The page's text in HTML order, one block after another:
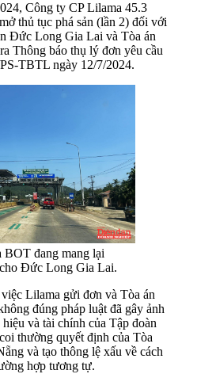
Công ty CP Lilama 45.3
thủ tục phá sản (lần 2) đối với
Đức Long Gia Lai và Tòa án
Thông báo thụ lý đơn yêu cầu
TBTL ngày 12/7/2024.
BOT đang mang lại
Đức Long Gia Lai.
Lilama gửi đơn và Tòa án
đúng pháp luật đã gây ảnh
và tài chính của Tập đoàn
thường quyết định của Tòa
và tạo thông lệ xấu về cách
hợp tương tự.